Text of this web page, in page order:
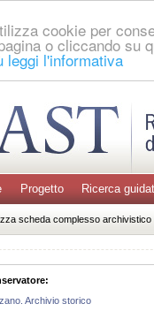
cookie per
o cliccando su
leggi l'informativa
Progetto Ricerca
scheda complesso archivistico
Archivio storico